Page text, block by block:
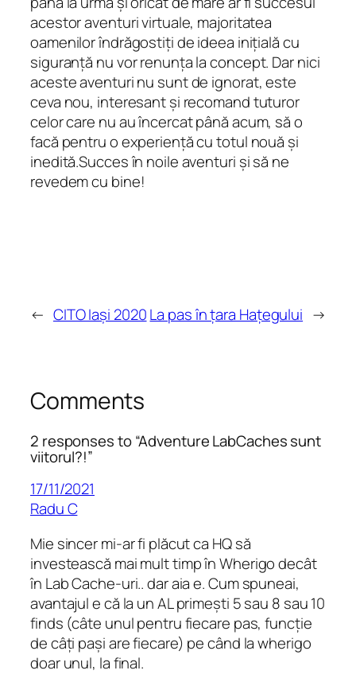
acestor aventuri virtuale, majoritatea
oamenilor îndrăgostiți de ideea inițială cu
siguranță nu vor renunța la concept. Dar nici
aceste aventuri nu sunt de ignorat, este
ceva nou, interesant și recomand tuturor
celor care nu au încercat până acum, să o
facă pentru o experiență cu totul nouă și
inedită.Succes în noile aventuri și să ne
revedem cu bine!
← CITO Iași 2020La pas în țara Hațegului →
Comments
2 responses to “Adventure LabCaches sunt
viitorul?!”
17/11/2021
Radu C
Mie sincer mi-ar fi plăcut ca HQ să
investească mai mult timp în Wherigo decât
în Lab Cache-uri.. dar aia e. Cum spuneai,
avantajul e că la un AL primești 5 sau 8 sau 10
finds (câte unul pentru fiecare pas, funcție
de câți pași are fiecare) pe când la wherigo
doar unul, la final.